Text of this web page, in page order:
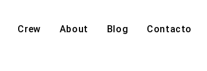
Crew About Blog Contacto